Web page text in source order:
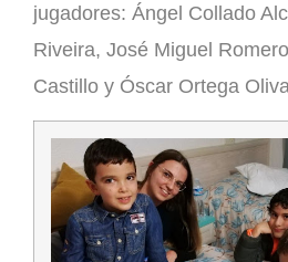
jugadores: Ángel Collado
Riveira, José Miguel
Castillo y Óscar Ortega